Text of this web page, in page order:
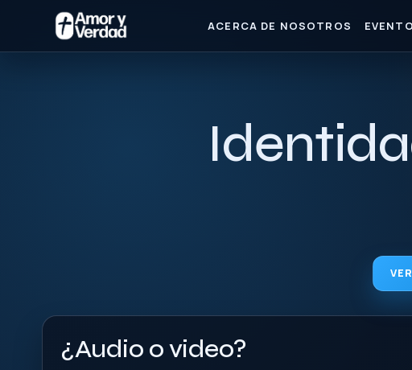
ACERCA DE NOSOTROS
¿Audio o video?